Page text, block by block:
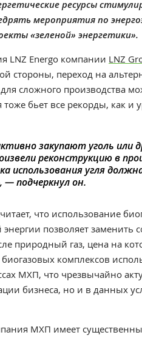
ресурсы
мероприятия по
«зеленой» энергетики».
LNZ Energo компании LNZ
стороны, переход на
сложного производства
тоже бьет все рекорды, как и
закупают уголь или
реконструкцию в
использования угля
— подчеркнул он.
что использование
энергии позволяет заменить
природный газ, цена на
биогазовых комплексов
МХП, что чрезвычайно
бизнеса, но и в данных
МХП имеет